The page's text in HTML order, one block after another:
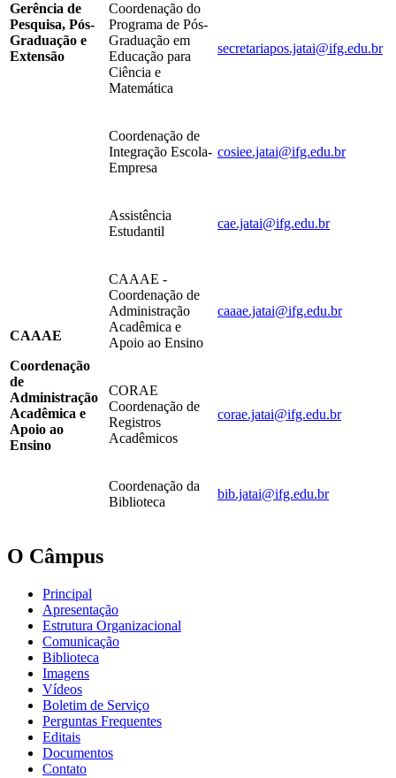
Gerência de
Pesquisa, Pós-
Graduação e
Extensão
Coordenação do
Programa de Pós-
Graduação em
Educação para
Ciência e
Matemática
secretariapos.jatai@ifg.edu.br
Coordenação de
Integração Escola-
Empresa
cosiee.jatai@ifg.edu.br
Assistência
Estudantil
cae.jatai@ifg.edu.br
CAAAE
Coordenação
de
Administração
Acadêmica e
Apoio ao
Ensino
CAAAE -
Coordenação de
Administração
Acadêmica e
Apoio ao Ensino
caaae.jatai@ifg.edu.br
CORAE
Coordenação de
Registros
Acadêmicos
corae.jatai@ifg.edu.br
Coordenação da
Biblioteca
bib.jatai@ifg.edu.br
O Câmpus
Principal
Apresentação
Estrutura Organizacional
Comunicação
Biblioteca
Imagens
Vídeos
Boletim de Serviço
Perguntas Frequentes
Editais
Documentos
Contato